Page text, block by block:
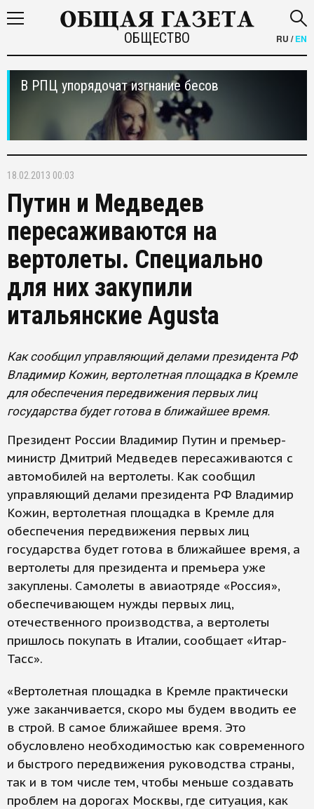
ОБЩЕСТВО RU /EN
В РПЦ упорядочат изгнание бесов
18.02.2013 00:03
Путин и Медведев
пересаживаются на
вертолеты. Специально
для них закупили
итальянские Agusta
Как сообщил управляющий делами президента РФ
Владимир Кожин, вертолетная площадка в Кремле
для обеспечения передвижения первых лиц
государства будет готова в ближайшее время.
Президент России Владимир Путин и премьер-
министр Дмитрий Медведев пересаживаются с
автомобилей на вертолеты. Как сообщил
управляющий делами президента РФ Владимир
Кожин, вертолетная площадка в Кремле для
обеспечения передвижения первых лиц
государства будет готова в ближайшее время, а
вертолеты для президента и премьера уже
закуплены. Самолеты в авиаотряде «Россия»,
обеспечивающем нужды первых лиц,
отечественного производства, а вертолеты
пришлось покупать в Италии, сообщает «Итар-
Тасс».
«Вертолетная площадка в Кремле практически
уже заканчивается, скоро мы будем вводить ее
в строй. В самое ближайшее время. Это
обусловлено необходимостью как современного
и быстрого передвижения руководства страны,
так и в том числе тем, чтобы меньше создавать
проблем на дорогах Москвы, где ситуация, как